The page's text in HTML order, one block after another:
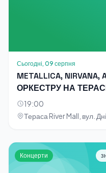
Сьогодні, 09 серпня
METALLICA,
ОРКЕСТРУ НА
19:00
Тераса River Mall, вул.
Концерти